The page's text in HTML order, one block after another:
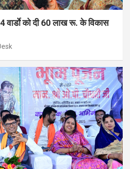
वार्डाे को दी 60 लाख रू. के विकास